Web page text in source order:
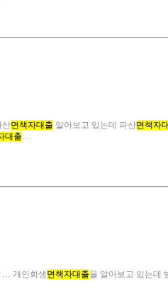
아
산면책자대출 알아보고 있는데 파산면책자
대출…
출
… 개인회생면책자대출을 알아보고 있는데